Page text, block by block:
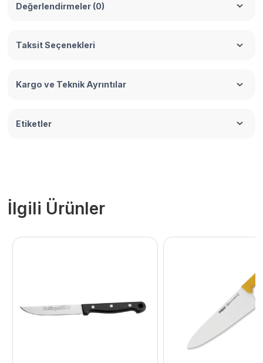
Değerlendirmeler (0)
Taksit Seçenekleri
Kargo ve Teknik Ayrıntılar
Etiketler
İlgili Ürünler